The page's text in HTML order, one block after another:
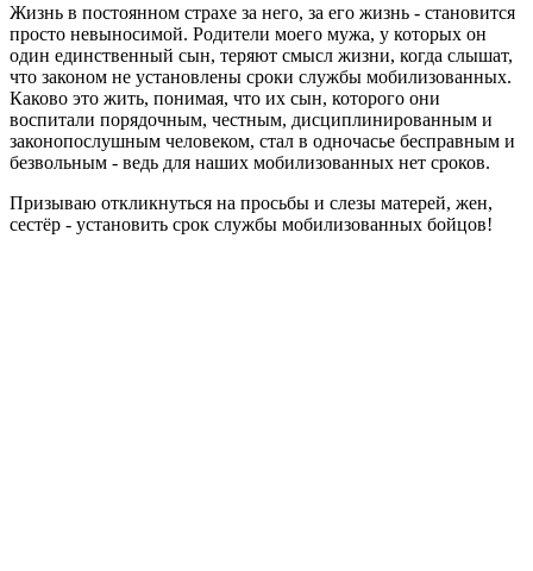
Жизнь в постоянном страхе за него, за его жизнь - становится
просто невыносимой. Родители моего мужа, у которых он
один единственный сын, теряют смысл жизни, когда слышат,
что законом не установлены сроки службы мобилизованных.
Каково это жить, понимая, что их сын, которого они
воспитали порядочным, честным, дисциплинированным и
законопослушным человеком, стал в одночасье бесправным и
безвольным - ведь для наших мобилизованных нет сроков.
Призываю откликнуться на просьбы и слезы матерей, жен,
сестёр - установить срок службы мобилизованных бойцов!